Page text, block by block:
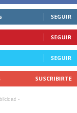
SEGUIR
SEGUIR
SEGUIR
SUSCRIBIRTE
-